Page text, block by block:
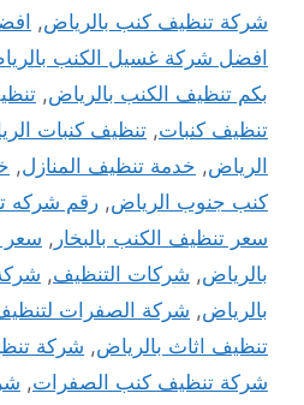
شركة تنظيف كنب بالرياض,
افضل شركة غسيل الكنب
بكم تنظيف الكنب بالرياض,
تنظيف كنبات, تنظيف كنبات
الرياض, خدمة تنظيف المنازل,
كنب جنوب الرياض, رقم شركه
سعر تنظيف الكنب بالبخار , سعر
بالرياض, شركات التنظيف,
بالرياض, شركة الصفرات
تنظيف اثاث بالرياض, شركة
شركة تنظيف كنب الصفرات,